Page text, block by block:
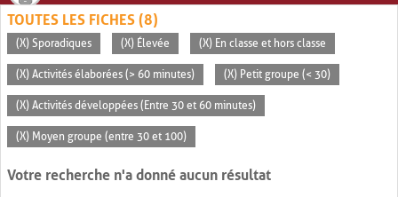
TOUTES LES FICHES (8)
(X) Sporadiques (X) Élevée (X) En classe et hors classe
(X) Activités élaborées (> 60 minutes) (X) Petit groupe (< 30)
(X) Activités développées (Entre 30 et 60 minutes)
(X) Moyen groupe (entre 30 et 100)
Votre recherche n'a donné aucun résultat